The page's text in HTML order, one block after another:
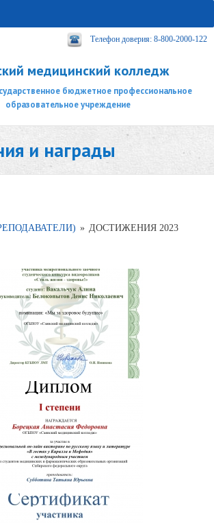
Телефон доверия: 8-800-2000-122
медицинский колледж
бюджетное профессиональное
образовательное учреждение
и награды
» ДОСТИЖЕНИЯ 2023